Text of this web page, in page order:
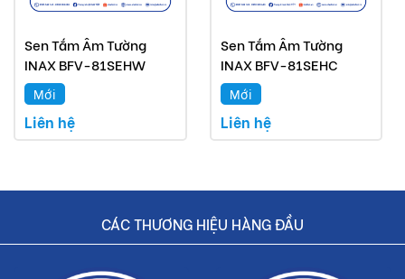
Sen Tắm Âm Tường
INAX BFV-81SEHW
Mới
Liên hệ
Sen Tắm Âm Tường
INAX BFV-81SEHC
Mới
Liên hệ
CÁC THƯƠNG HIỆU HÀNG ĐẦU